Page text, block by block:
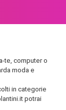
te, computer o
moda e
in categorie
potrai